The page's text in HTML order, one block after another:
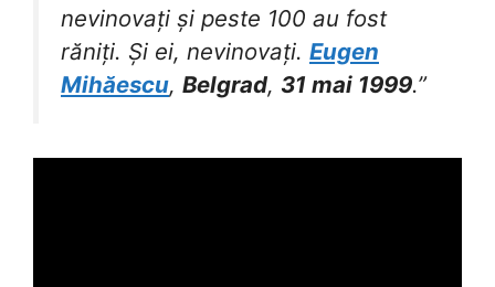
nevinovați și peste 100 au fost
răniți. Și ei, nevinovați. Eugen
Mihăescu, Belgrad, 31 mai 1999.”